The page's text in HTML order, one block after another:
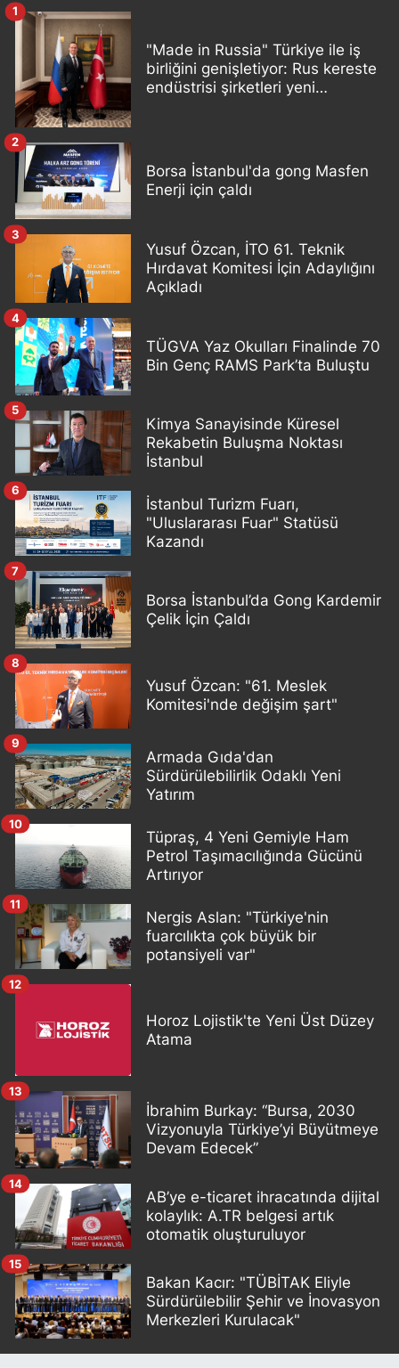
"Made in Russia" Türkiye ile iş
birliğini genişletiyor: Rus kereste
endüstrisi şirketleri yeni
1
Borsa İstanbul'da gong Masfen
Enerji için çaldı
2
Yusuf Özcan, İTO 61. Teknik
Hırdavat Komitesi İçin Adaylığını
Açıkladı
3
TÜGVA Yaz Okulları Finalinde 70
Bin Genç RAMS Park’ta Buluştu
4
Kimya Sanayisinde Küresel
Rekabetin Buluşma Noktası
İstanbul
5
İstanbul Turizm Fuarı,
"Uluslararası Fuar" Statüsü
Kazandı
6
Borsa İstanbul’da Gong Kardemir
Çelik İçin Çaldı
7
Yusuf Özcan: "61. Meslek
Komitesi'nde değişim şart"
8
Armada Gıda'dan
Sürdürülebilirlik Odaklı Yeni
Yatırım
9
Tüpraş, 4 Yeni Gemiyle Ham
Petrol Taşımacılığında Gücünü
Artırıyor
10
Nergis Aslan: "Türkiye'nin
fuarcılıkta çok büyük bir
potansiyeli var"
11
Horoz Lojistik'te Yeni Üst Düzey
Atama
12
İbrahim Burkay: “Bursa, 2030
Vizyonuyla Türkiye’yi Büyütmeye
Devam Edecek”
13
AB’ye e-ticaret ihracatında dijital
kolaylık: A.TR belgesi artık
otomatik oluşturuluyor
14
Bakan Kacır: "TÜBİTAK Eliyle
Sürdürülebilir Şehir ve İnovasyon
Merkezleri Kurulacak"
15